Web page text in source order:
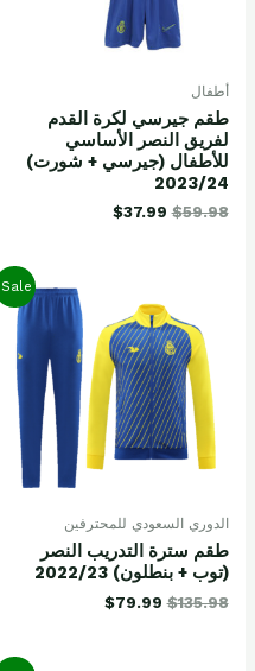
أطفال
طقم جيرسي لكرة القدم
لفريق النصر الأساسي
للأطفال (جيرسي + شورت)
2023/24
$59.98
$37.99
Sale!
الدوري السعودي للمحترفين
طقم سترة التدريب النصر
(توب + بنطلون) 2022/23
$135.98
$79.99